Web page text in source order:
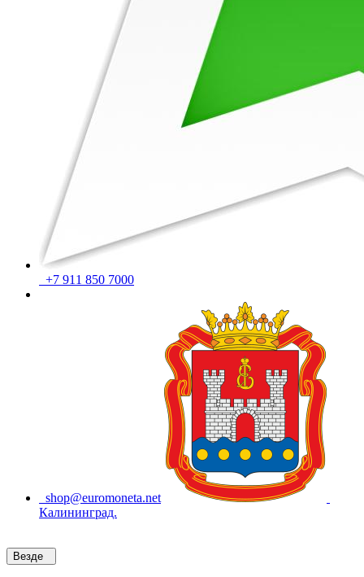
+7 911 850 7000
shop@euromoneta.net
Калининград.
Везде